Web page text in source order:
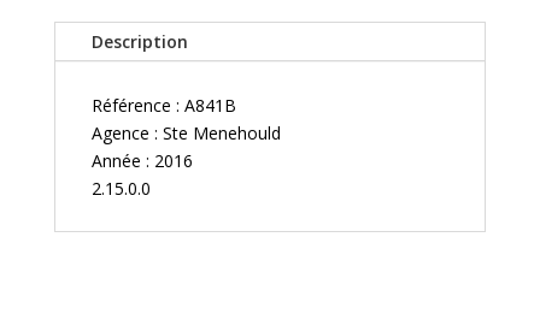
Description
Référence : A841B
Agence : Ste Menehould
Année : 2016
2.15.0.0